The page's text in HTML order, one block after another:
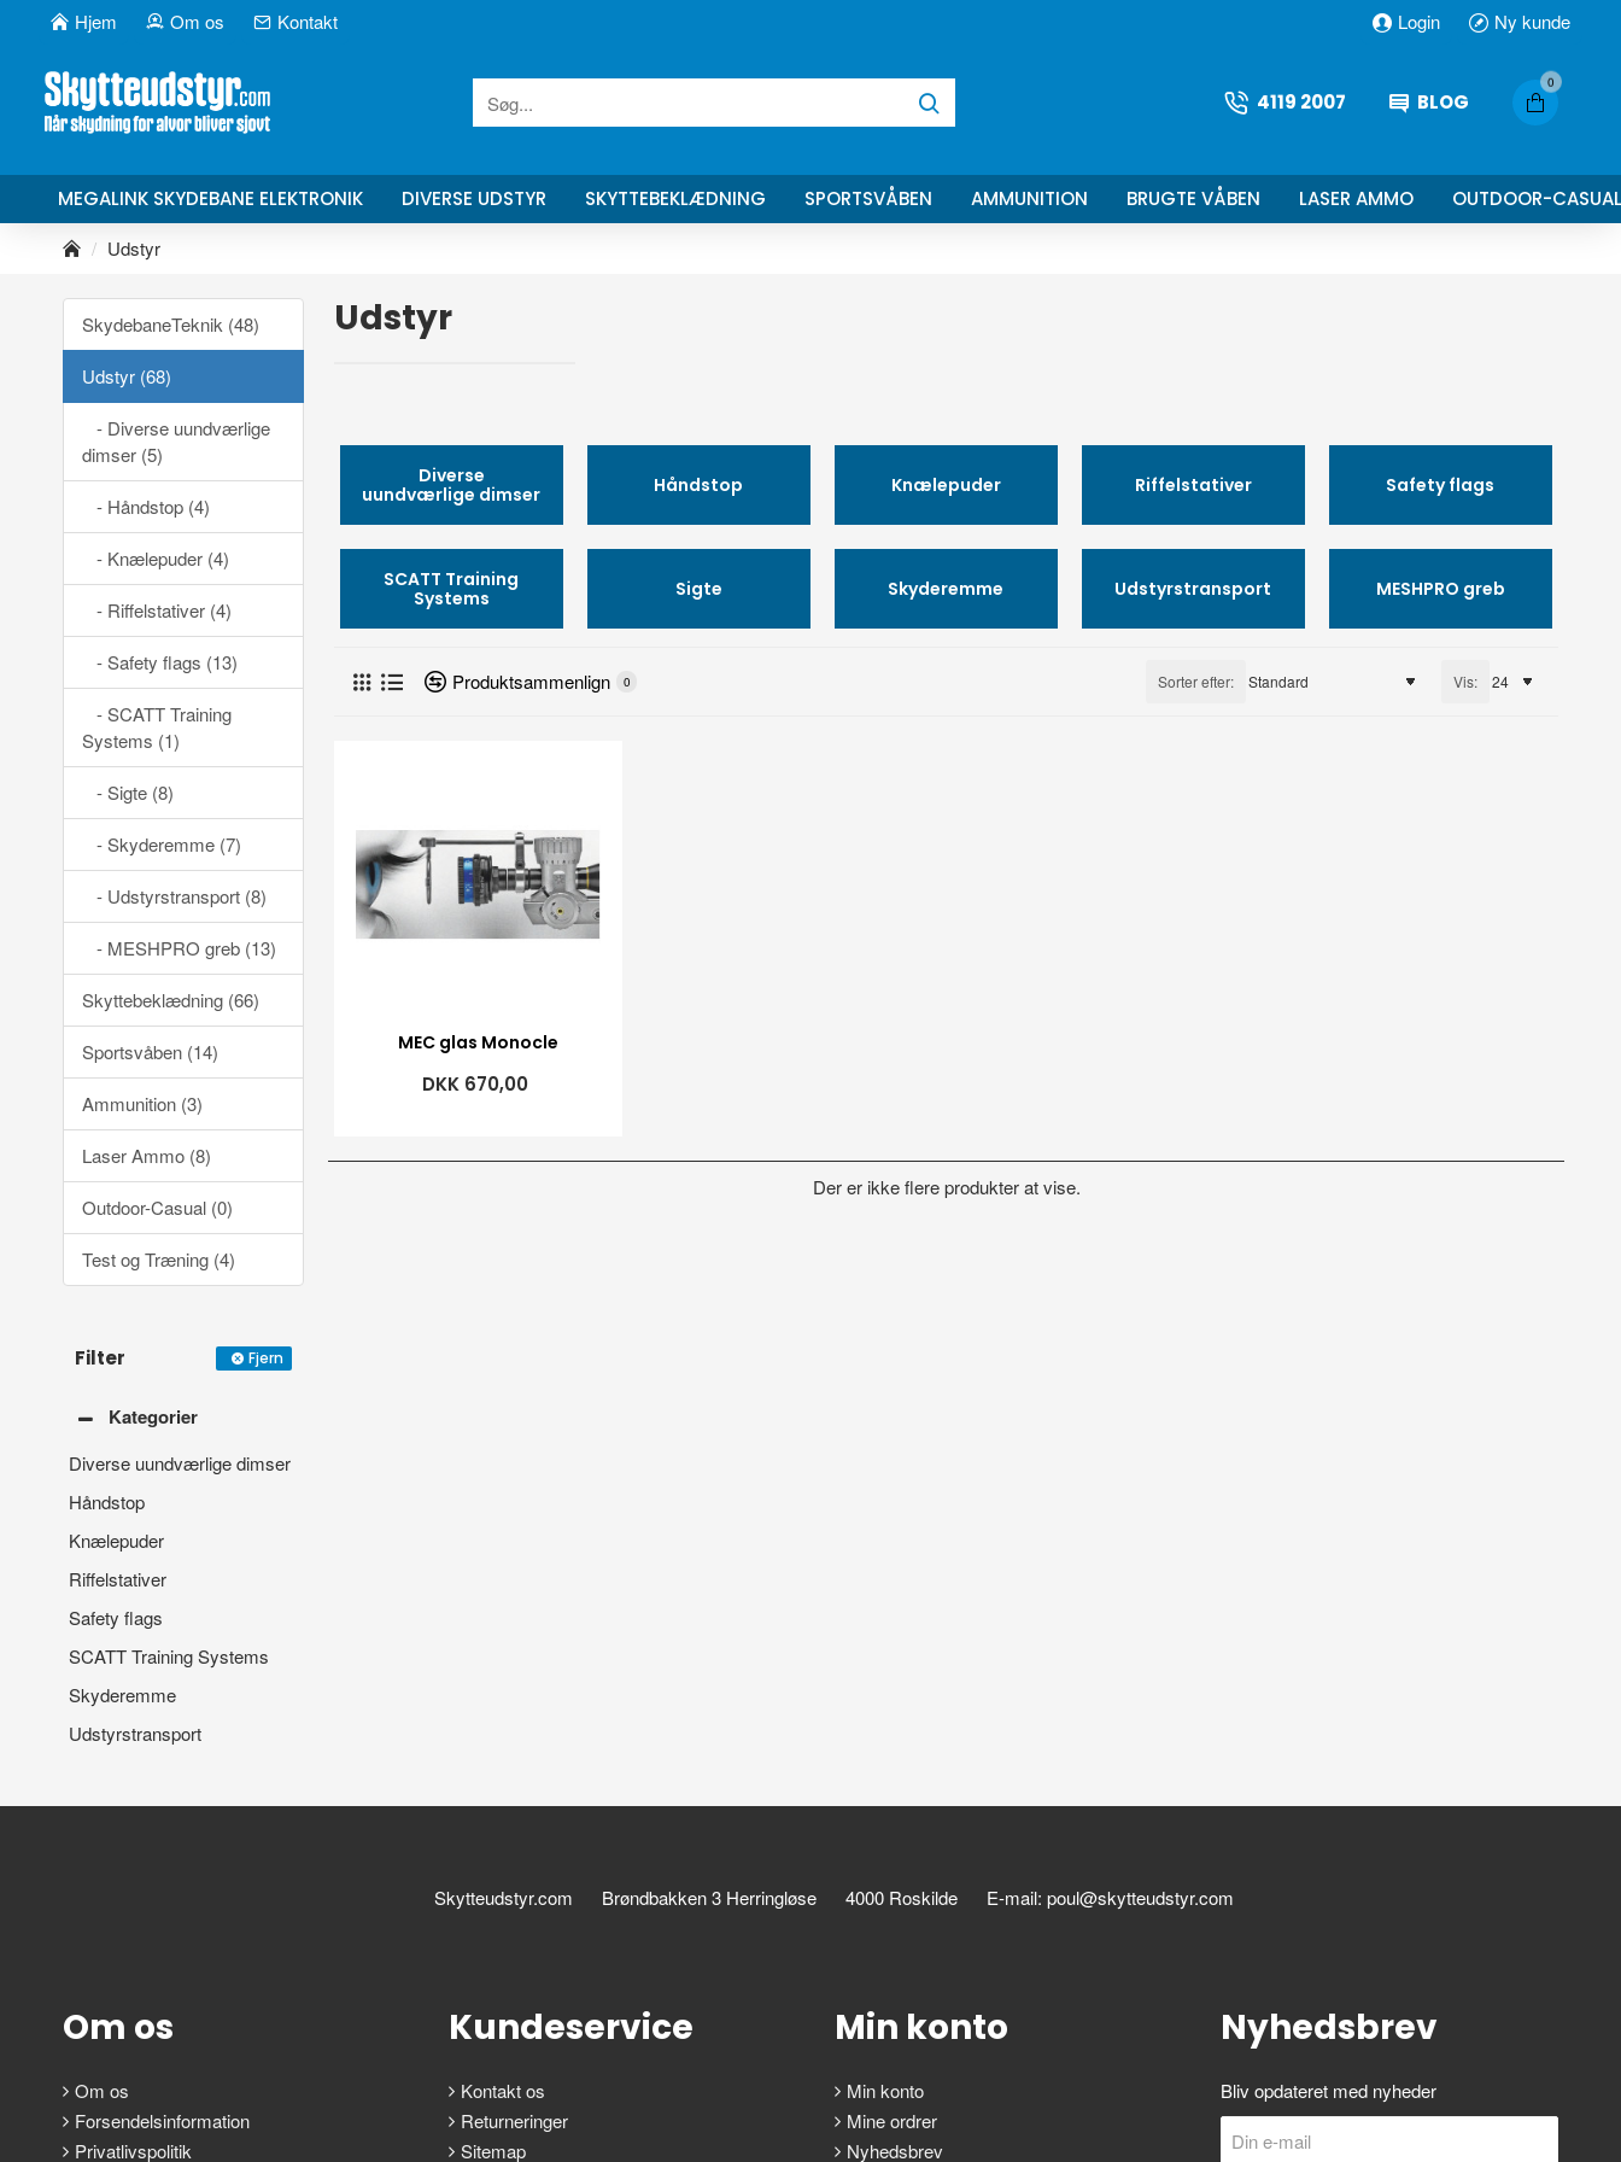
Hjem Om os Kontakt Login Ny kunde
4119 2007 BLOG
Søg...
0
MEGALINK SKYDEBANE ELEKTRONIK DIVERSE UDSTYR SKYTTEBEKLÆDNING SPORTSVÅBEN AMMUNITION BRUGTE VÅBEN LASER AMMO
OUTDOOR-CASUAL
h
m
e
Udstyr
SkydebaneTeknik (48)
Udstyr (68)
- Diverse uundværlige
dimser (5)
- Håndstop (4)
- Knælepuder (4)
- Riffelstativer (4)
- Safety flags (13)
- SCATT Training
Systems (1)
- Sigte (8)
- Skyderemme (7)
- Udstyrstransport (8)
- MESHPRO greb (13)
Skyttebeklædning (66)
Sportsvåben (14)
Ammunition (3)
Laser Ammo (8)
Outdoor-Casual (0)
Test og Træning (4)
Filter Fjern
Kategorier
Diverse uundværlige dimser
Håndstop
Knælepuder
Riffelstativer
Safety flags
SCATT Training Systems
Skyderemme
Udstyrstransport
Udstyr
Diverse
uundværlige dimser
Håndstop Knælepuder Riffelstativer Safety flags
SCATT Training
Systems
Sigte Skyderemme Udstyrstransport MESHPRO greb
Produktsammenlign 0 Sorter efter: Vis:
MEC glas Monocle
DKK 670,00
Der er ikke flere produkter at vise.
Skytteudstyr.com Brøndbakken 3 Herringløse 4000 Roskilde E-mail: poul@skytteudstyr.com
Om os
Om os
Forsendelsinformation
Privatlivspolitik
Kundeservice
Kontakt os
Returneringer
Sitemap
Min konto
Min konto
Mine ordrer
Nyhedsbrev
Nyhedsbrev
Bliv opdateret med nyheder
e-